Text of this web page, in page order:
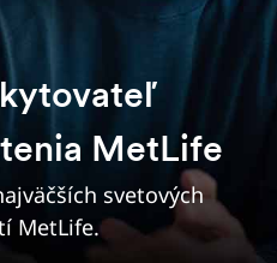
MetLife
svetových
MetLife.